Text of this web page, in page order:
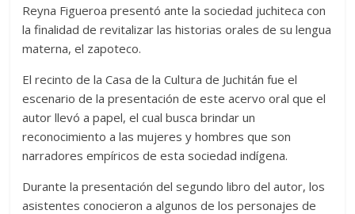
Reyna Figueroa presentó ante la sociedad juchiteca con
la finalidad de revitalizar las historias orales de su lengua
materna, el zapoteco.
El recinto de la Casa de la Cultura de Juchitán fue el
escenario de la presentación de este acervo oral que el
autor llevó a papel, el cual busca brindar un
reconocimiento a las mujeres y hombres que son
narradores empíricos de esta sociedad indígena.
Durante la presentación del segundo libro del autor, los
asistentes conocieron a algunos de los personajes de